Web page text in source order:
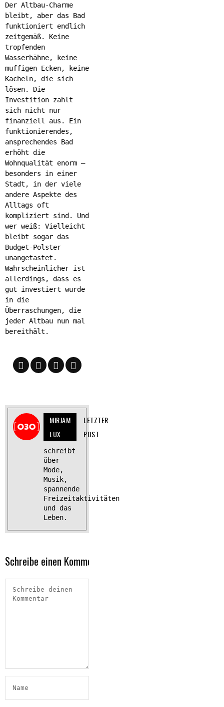
Der Altbau-Charme
bleibt, aber das Bad
funktioniert endlich
zeitgemäß. Keine
tropfenden
Wasserhähne, keine
muffigen Ecken, keine
Kacheln, die sich
lösen. Die
Investition zahlt
sich nicht nur
finanziell aus. Ein
funktionierendes,
ansprechendes Bad
erhöht die
Wohnqualität enorm –
besonders in einer
Stadt, in der viele
andere Aspekte des
Alltags oft
kompliziert sind. Und
wer weiß: Vielleicht
bleibt sogar das
Budget-Polster
unangetastet.
Wahrscheinlicher ist
allerdings, dass es
gut investiert wurde
in die
Überraschungen, die
jeder Altbau nun mal
bereithält.
MIRJAM
LUX
LETZTER
POST
schreibt
über
Mode,
Musik,
spannende
Freizeitaktivitäten
und das
Leben.
Schreibe einen Kommentar